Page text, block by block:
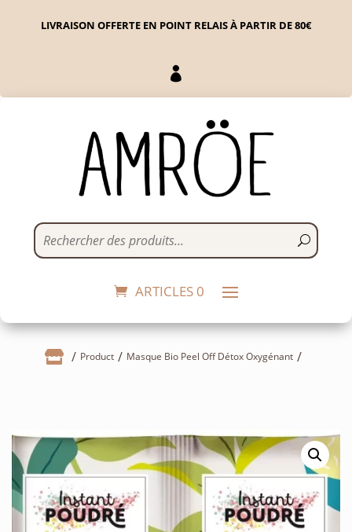
LIVRAISON OFFERTE EN POINT RELAIS À PARTIR DE 80€

ARTICLES 0
 Product Masque Bio Peel Off Détox Oxygénant